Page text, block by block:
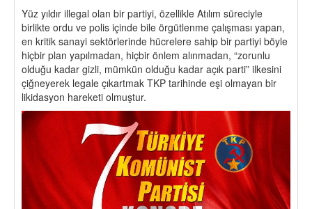
Yüz yıldır illegal olan bir partiyi, özellikle Atılım süreciyle
birlikte ordu ve polis içinde bile örgütlenme çalışması yapan,
en kritik sanayi sektörlerinde hücrelere sahip bir partiyi böyle
hiçbir plan yapılmadan, hiçbir önlem alınmadan, “zorunlu
olduğu kadar gizli, mümkün olduğu kadar açık parti” ilkesini
çiğneyerek legale çıkartmak TKP tarihinde eşi olmayan bir
likidasyon hareketi olmuştur.